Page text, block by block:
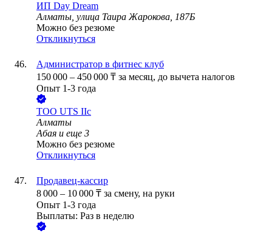
ИП Day Dream
Алматы, улица Таира Жарокова, 187Б
Можно без резюме
Откликнуться
Администратор в фитнес клуб
150 000 – 450 000 ₸ за месяц, до вычета налогов
Опыт 1-3 года
ТОО UTS IIc
Алматы
Абая и еще 3
Можно без резюме
Откликнуться
Продавец-кассир
8 000 – 10 000 ₸ за смену, на руки
Опыт 1-3 года
Выплаты: Раз в неделю